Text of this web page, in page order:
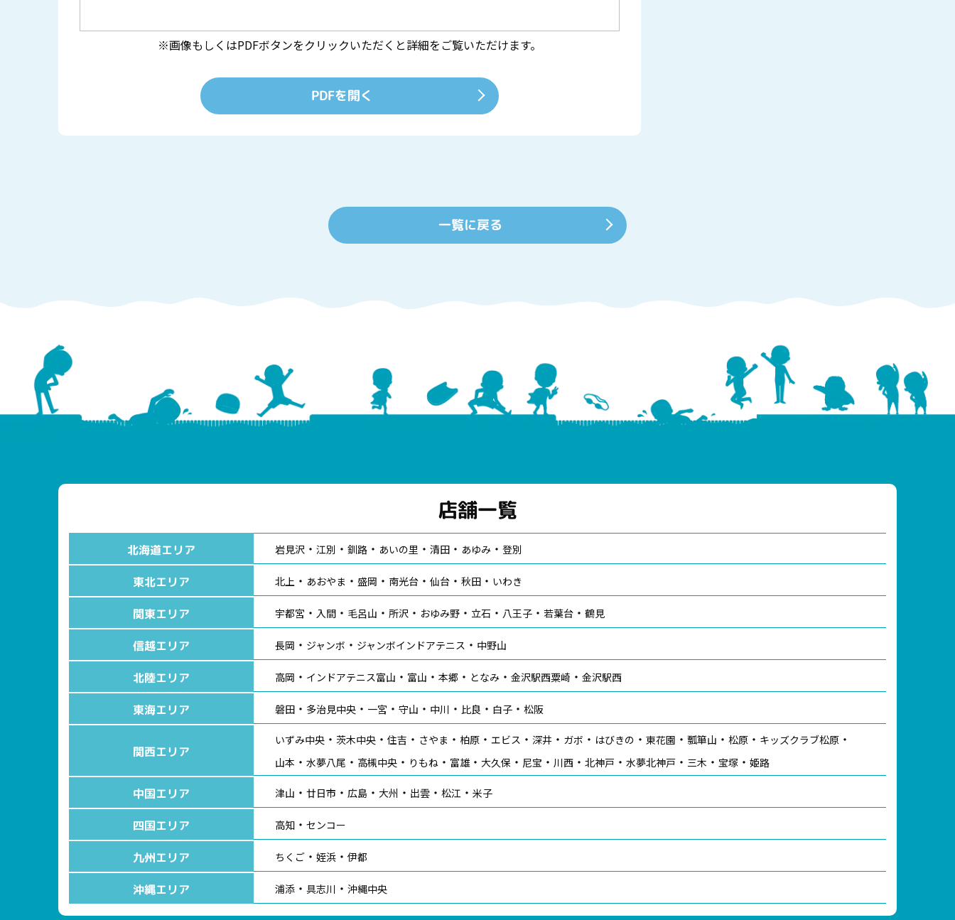
※画像もしくはPDFボタンをクリックいただくと詳細をご覧いただけます。
PDFを開く
一覧に戻る
店舗一覧
北海道エリア 岩見沢 江別 釧路 あいの里 清田 あゆみ 登別
東北エリア 北上 あおやま 盛岡 南光台 仙台 秋田 いわき
関東エリア 宇都宮 入間 毛呂山 所沢 おゆみ野 立石 八王子 若葉台 鶴見
信越エリア 長岡 ジャンボ ジャンボインドアテニス 中野山
北陸エリア 高岡 インドアテニス富山 富山 本郷 となみ 金沢駅西粟崎 金沢駅西
東海エリア 磐田 多治見中央 一宮 守山 中川 比良 白子 松阪
関西エリア
いずみ中央 茨木中央 住吉 さやま 柏原 エビス 深井 ガボ はびきの 東花園 瓢箪山 松原
キッズクラブ松原
山本
水夢八尾 高槻中央 りもね 富雄 大久保 尼宝 川西 北神戸 水夢北神戸 三木 宝塚 姫路
中国エリア 津山 廿日市 広島 大州 出雲 松江 米子
四国エリア 高知 センコー
九州エリア ちくご 姪浜 伊都
沖縄エリア 浦添 具志川 沖縄中央